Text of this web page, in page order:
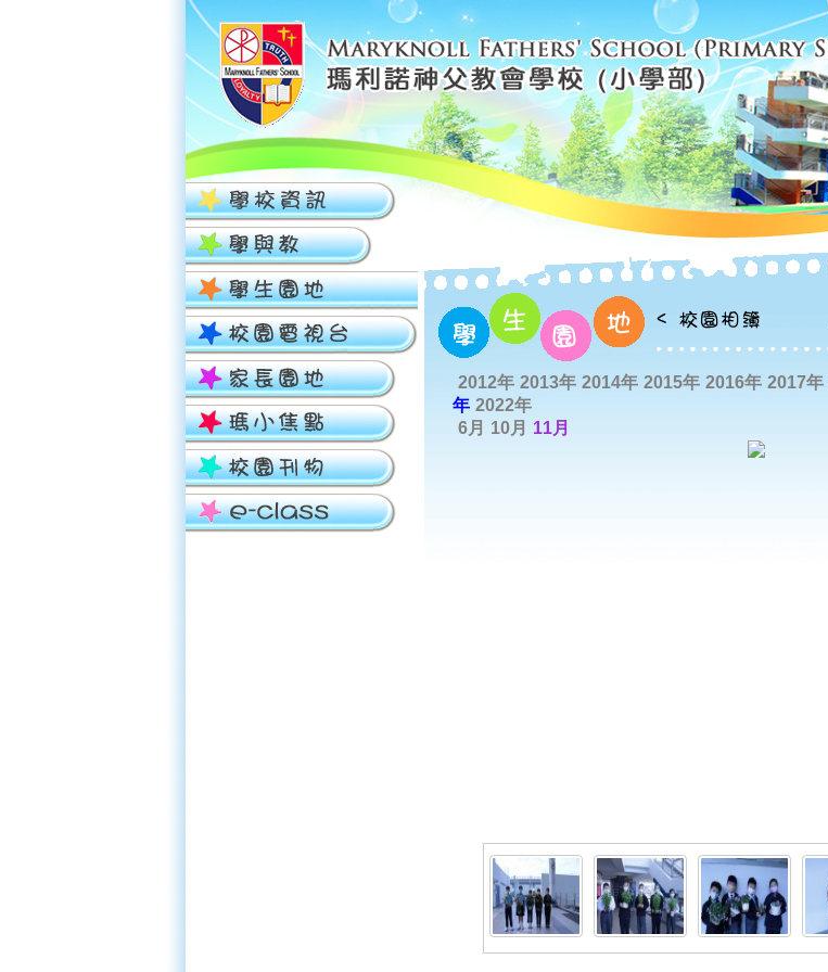
2012年 2013年 2014年 2015年 2016年 2017年
年 2022年
6月 10月 11月